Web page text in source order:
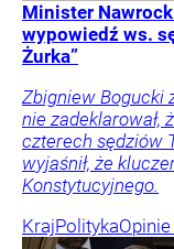
Minister
wypowiedź ws.
Żurka”
Zbigniew Bogucki
nie zadeklarował,
czterech sędziów
wyjaśnił, że
Konstytucyjnego.
KrajPolityka